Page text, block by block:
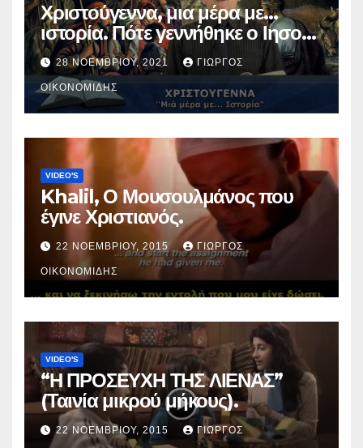
Χριστούγεννα, μια μέρα με…
ιστορία. Πότε γεννήθηκε ο Ιησούς
Χριστός; (Βίντεο).
28 ΝΟΕΜΒΡΊΟΥ, 2021 ΓΙΏΡΓΟΣ
ΟΙΚΟΝΟΜΊΔΗΣ
VIDEO'S
Khalil, Ο Μουσουλμάνος που
έγινε Χριστιανός.
22 ΝΟΕΜΒΡΊΟΥ, 2015 ΓΙΏΡΓΟΣ
ΟΙΚΟΝΟΜΊΔΗΣ
VIDEO'S
“Η ΠΡΟΣΕΥΧΗ ΤΗΣ ΛΙΕΝΑΣ”
(Ταινία μικρού μήκους).
22 ΝΟΕΜΒΡΊΟΥ, 2015 ΓΙΏΡΓΟΣ